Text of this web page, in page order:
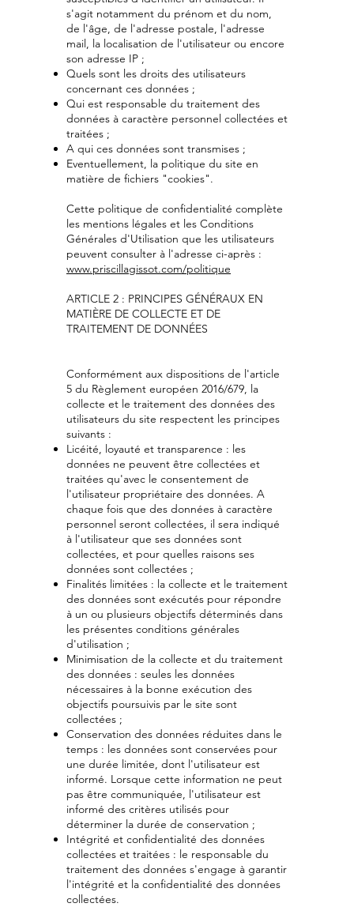
s'agit notamment du prénom et du nom,
de l'âge, de l'adresse postale, l'adresse
mail, la localisation de l'utilisateur ou encore
son adresse IP ;
Quels sont les droits des utilisateurs
concernant ces données ;
Qui est responsable du traitement des
données à caractère personnel collectées et
traitées ;
A qui ces données sont transmises ;
Eventuellement, la politique du site en
matière de fichiers "cookies".
Cette politique de confidentialité complète
les mentions légales et les Conditions
Générales d'Utilisation que les utilisateurs
peuvent consulter à l'adresse ci-après :
www.priscillagissot.com/politique
ARTICLE 2 : PRINCIPES GÉNÉRAUX EN
MATIÈRE DE COLLECTE ET DE
TRAITEMENT DE DONNÉES
Conformément aux dispositions de l'article
5 du Règlement européen 2016/679, la
collecte et le traitement des données des
utilisateurs du site respectent les principes
suivants :
Licéité, loyauté et transparence : les
données ne peuvent être collectées et
traitées qu'avec le consentement de
l'utilisateur propriétaire des données. A
chaque fois que des données à caractère
personnel seront collectées, il sera indiqué
à l'utilisateur que ses données sont
collectées, et pour quelles raisons ses
données sont collectées ;
Finalités limitées : la collecte et le traitement
des données sont exécutés pour répondre
à un ou plusieurs objectifs déterminés dans
les présentes conditions générales
d'utilisation ;
Minimisation de la collecte et du traitement
des données : seules les données
nécessaires à la bonne exécution des
objectifs poursuivis par le site sont
collectées ;
Conservation des données réduites dans le
temps : les données sont conservées pour
une durée limitée, dont l'utilisateur est
informé. Lorsque cette information ne peut
pas être communiquée, l'utilisateur est
informé des critères utilisés pour
déterminer la durée de conservation ;
Intégrité et confidentialité des données
collectées et traitées : le responsable du
traitement des données s'engage à garantir
l'intégrité et la confidentialité des données
collectées.